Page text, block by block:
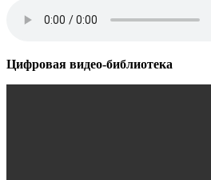
Цифровая видео-библиотека